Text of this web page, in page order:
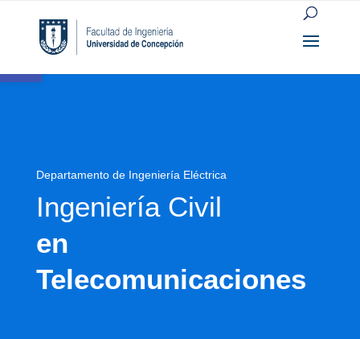
Open toolbar
Departamento de Ingeniería Eléctrica
Ingeniería Civil
en
Telecomunicaciones